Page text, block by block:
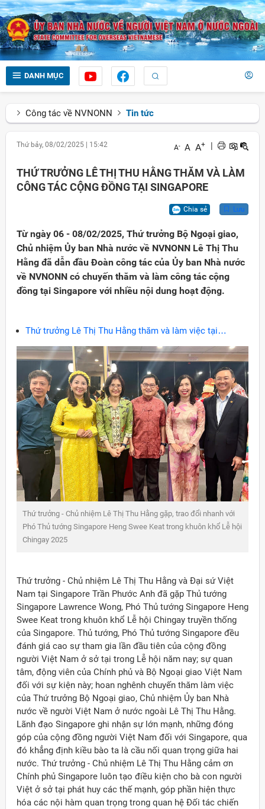
DANH MỤC
Việt Nam ở nước ngoài
Công tác về NVNONN Tin tức
Thứ bảy, 08/02/2025 15:42 A- A A+ |
THỨ TRƯỞNG LÊ THỊ THU HẰNG THĂM VÀ LÀM
CÔNG TÁC CỘNG ĐỒNG TẠI SINGAPORE
Chia sẻ Lưu
Từ ngày 06 - 08/02/2025, Thứ trưởng Bộ Ngoại giao,
Chủ nhiệm Ủy ban Nhà nước về NVNONN Lê Thị Thu
Hằng đã dẫn đầu Đoàn công tác của Ủy ban Nhà nước
về NVNONN có chuyến thăm và làm công tác cộng
đồng tại Singapore với nhiều nội dung hoạt động.
Thứ trưởng Lê Thị Thu Hằng thăm và làm việc tại
Malaysia
Thứ trưởng - Chủ nhiệm Lê Thị Thu Hằng gặp, trao đổi nhanh với
Phó Thủ tướng Singapore Heng Swee Keat trong khuôn khổ Lễ hội
Chingay 2025
Thứ trưởng - Chủ nhiệm Lê Thị Thu Hằng và Đại sứ Việt
Nam tại Singapore Trần Phước Anh đã gặp Thủ tướng
Singapore Lawrence Wong, Phó Thủ tướng Singapore Heng
Swee Keat trong khuôn khổ Lễ hội Chingay truyền thống
của Singapore. Thủ tướng, Phó Thủ tướng Singapore đều
đánh giá cao sự tham gia lần đầu tiên của cộng đồng
người Việt Nam ở sở tại trong Lễ hội năm nay; sự quan
tâm, động viên của Chính phủ và Bộ Ngoại giao Việt Nam
đối với sự kiện này; hoan nghênh chuyến thăm làm việc
của Thứ trưởng Bộ Ngoại giao, Chủ nhiệm Ủy ban Nhà
nước về người Việt Nam ở nước ngoài Lê Thị Thu Hằng.
Lãnh đạo Singapore ghi nhận sự lớn mạnh, những đóng
góp của cộng đồng người Việt Nam đối với Singapore, qua
đó khẳng định kiều bào ta là cầu nối quan trọng giữa hai
nước. Thứ trưởng - Chủ nhiệm Lê Thị Thu Hằng cảm ơn
Chính phủ Singapore luôn tạo điều kiện cho bà con người
Việt ở sở tại phát huy các thế mạnh, góp phần hiện thực
hóa các nội hàm quan trọng trong quan hệ Đối tác chiến